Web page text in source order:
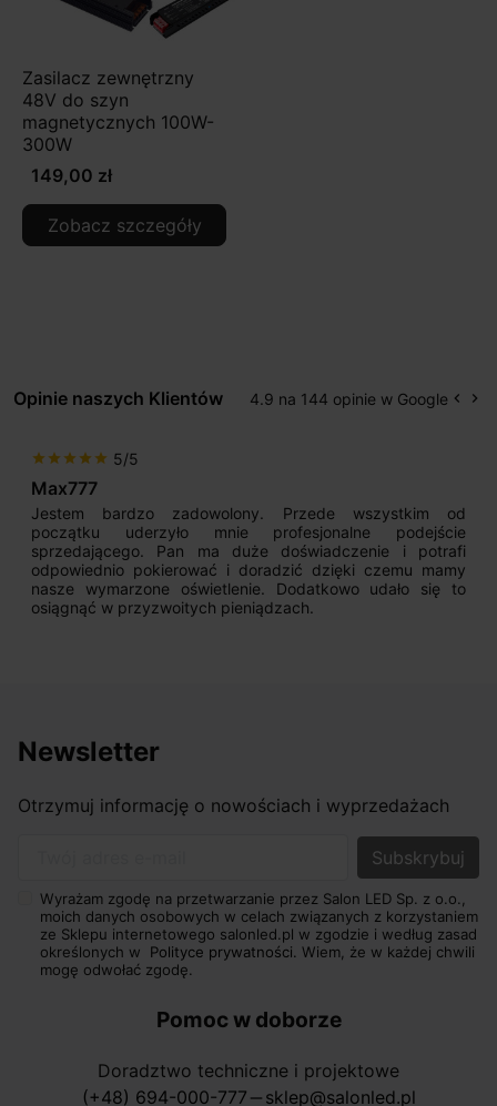
Zasilacz zewnętrzny
48V do szyn
magnetycznych 100W-
300W
149,00 zł
Zobacz szczegóły
Opinie naszych Klientów 4.9 na 144 opinie w Google keyboard_arrow_left keyboard_arrow_right
star star star star star 5/5
Max777
Jestem bardzo zadowolony. Przede wszystkim od
początku uderzyło mnie profesjonalne podejście
sprzedającego. Pan ma duże doświadczenie i potrafi
odpowiednio pokierować i doradzić dzięki czemu mamy
nasze wymarzone oświetlenie. Dodatkowo udało się to
osiągnąć w przyzwoitych pieniądzach.
Newsletter
Otrzymuj informację o nowościach i wyprzedażach
Wyrażam zgodę na przetwarzanie przez Salon LED Sp. z o.o.,
moich danych osobowych w celach związanych z korzystaniem
ze Sklepu internetowego salonled.pl w zgodzie i według zasad
określonych w Polityce prywatności. Wiem, że w każdej chwili
mogę odwołać zgodę.
Pomoc w doborze
Doradztwo techniczne i projektowe
(+48) 694-000-777 horizontal_rule sklep@salonled.pl